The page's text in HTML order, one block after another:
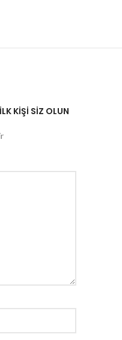
KIŞI SIZ OLUN